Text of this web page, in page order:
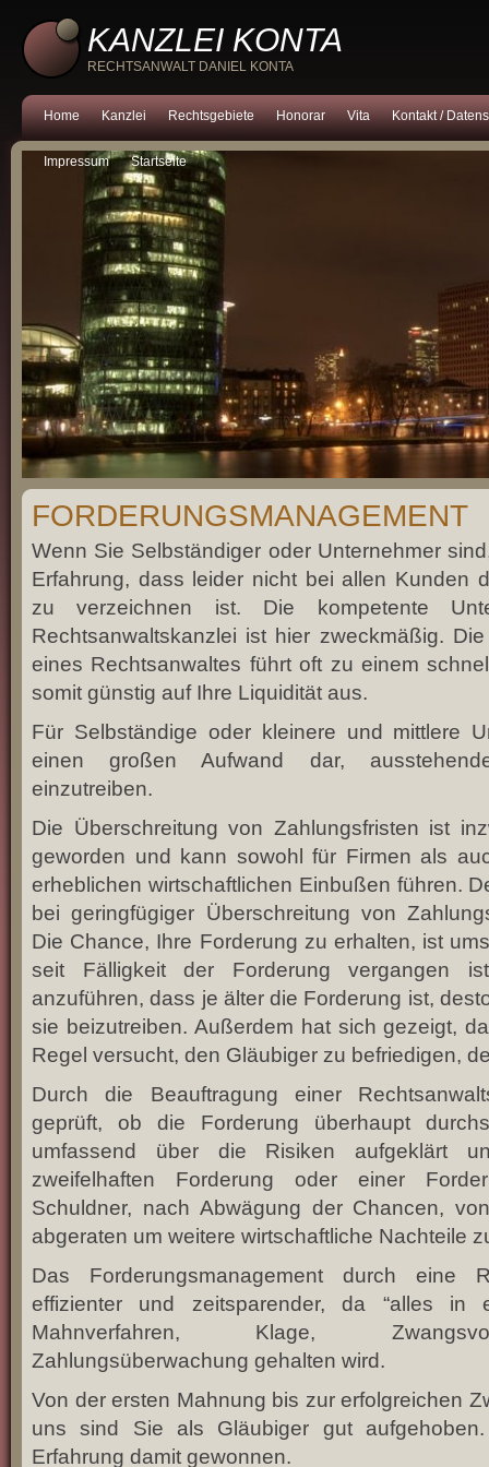
KANZLEI KONTA
RECHTSANWALT DANIEL KONTA
Home Kanzlei Rechtsgebiete Honorar Vita Kontakt /
Impressum Startseite
FORDERUNGSMANAGEMENT
Wenn Sie Selbständiger oder Unternehmer
Erfahrung, dass leider nicht bei allen Kunden
zu verzeichnen ist. Die kompetente
Rechtsanwaltskanzlei ist hier zweckmäßig.
eines Rechtsanwaltes führt oft zu einem
somit günstig auf Ihre Liquidität aus.
Für Selbständige oder kleinere und mittlere
einen großen Aufwand dar,
einzutreiben.
Die Überschreitung von Zahlungsfristen ist
geworden und kann sowohl für Firmen als
erheblichen wirtschaftlichen Einbußen führen.
bei geringfügiger Überschreitung von
Die Chance, Ihre Forderung zu erhalten, ist
seit Fälligkeit der Forderung vergangen
anzuführen, dass je älter die Forderung ist,
sie beizutreiben. Außerdem hat sich gezeigt,
Regel versucht, den Gläubiger zu befriedigen,
Durch die Beauftragung einer
geprüft, ob die Forderung überhaupt
umfassend über die Risiken aufgeklärt
zweifelhaften Forderung oder einer
Schuldner, nach Abwägung der Chancen,
abgeraten um weitere wirtschaftliche Nachteile
Das Forderungsmanagement durch eine
effizienter und zeitsparender, da “alles in
Mahnverfahren, Klage,
Zahlungsüberwachung gehalten wird.
Von der ersten Mahnung bis zur erfolgreichen
uns sind Sie als Gläubiger gut
Erfahrung damit gewonnen.